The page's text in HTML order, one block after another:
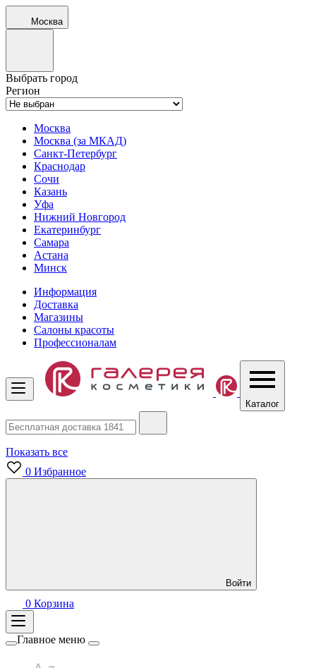
Москва
Выбрать город
Регион
Москва
Москва (за МКАД)
Санкт-Петербург
Краснодар
Сочи
Казань
Уфа
Нижний Новгород
Екатеринбург
Самара
Астана
Минск
Информация
Доставка
Магазины
Салоны красоты
Профессионалам
Каталог
Показать все
0 Избранное
Войти
0 Корзина
Главное меню